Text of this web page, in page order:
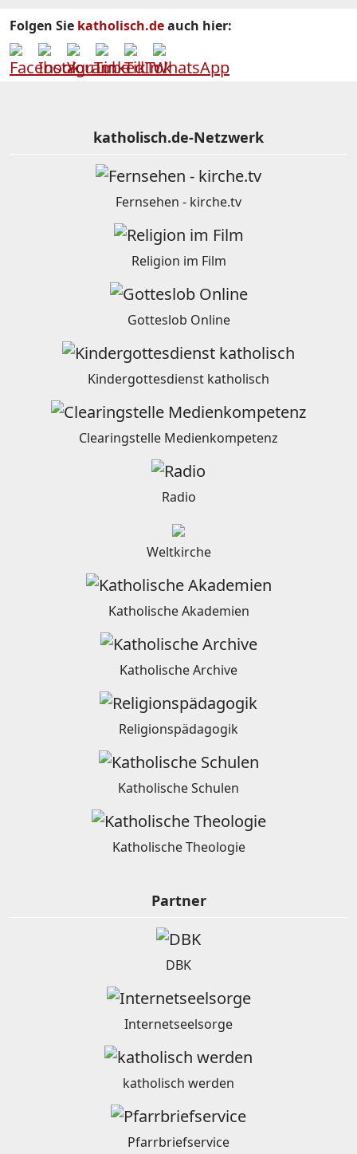
Folgen Sie katholisch.deauch hier:
katholisch.de-Netzwerk
Fernsehen - kirche.tv
Religion im Film
Gotteslob Online
Kindergottesdienst katholisch
Clearingstelle Medienkompetenz
Radio
Weltkirche
Katholische Akademien
Katholische Archive
Religionspädagogik
Katholische Schulen
Katholische Theologie
Partner
DBK
Internetseelsorge
katholisch werden
Pfarrbriefservice